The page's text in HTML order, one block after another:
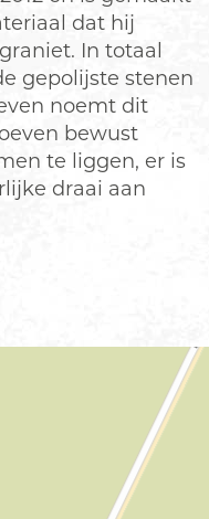
dat hij
In totaal
gepolijste stenen
noemt dit
bewust
te liggen, er is
draai aan